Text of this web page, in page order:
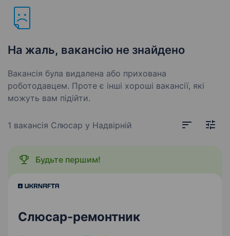
На жаль, вакансію не знайдено
Вакансія була видалена або прихована
роботодавцем. Проте є інші хороші вакансії, які
можуть вам підійти.
1 вакансія Слюсар у Надвірній
Будьте першим!
Слюсар-ремонтник